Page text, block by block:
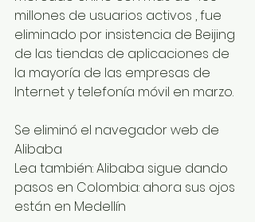
millones de usuarios activos , fue
eliminado por insistencia de Beijing
de las tiendas de aplicaciones de
la mayoría de las empresas de
Internet y telefonía móvil en marzo.
Se eliminó el navegador web de
Alibaba
Lea también: Alibaba sigue dando
pasos en Colombia: ahora sus ojos
están en Medellín